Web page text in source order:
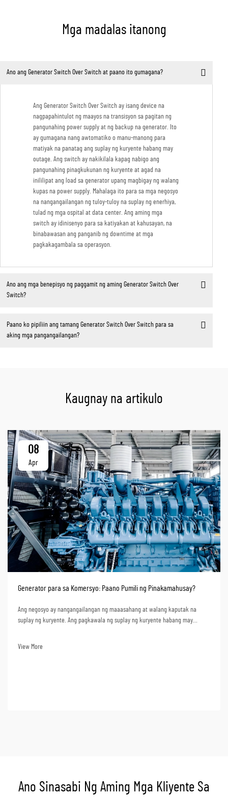
Mga madalas itanong
Ano ang Generator Switch Over Switch at paano ito gumagana?
Ang Generator Switch Over Switch ay isang device na
nagpapahintulot ng maayos na transisyon sa pagitan ng
pangunahing power supply at ng backup na generator. Ito
ay gumagana nang awtomatiko o manu-manong para
matiyak na panatag ang suplay ng kuryente habang may
outage. Ang switch ay nakikilala kapag nabigo ang
pangunahing pinagkukunan ng kuryente at agad na
inililipat ang load sa generator upang magbigay ng walang
kupas na power supply. Mahalaga ito para sa mga negosyo
na nangangailangan ng tuloy-tuloy na suplay ng enerhiya,
tulad ng mga ospital at data center. Ang aming mga
switch ay idinisenyo para sa katiyakan at kahusayan, na
binabawasan ang panganib ng downtime at mga
pagkakagambala sa operasyon.
Ano ang mga benepisyo ng paggamit ng aming Generator Switch Over
Switch?
Paano ko pipiliin ang tamang Generator Switch Over Switch para sa
aking mga pangangailangan?
Kaugnay na artikulo
08
Apr
Generator para sa Komersyo: Paano Pumili ng Pinakamahusay?
Ang negosyo ay nangangailangan ng maaasahang at walang kaputak na
suplay ng kuryente. Ang pagkawala ng suplay ng kuryente habang may
View More
Ano Sinasabi Ng Aming Mga Kliyente Sa